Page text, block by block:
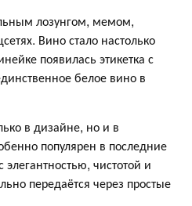
лозунгом, мемом,
Вино стало настолько
появилась этикетка с
белое вино в
в дизайне, но и в
популярен в последние
чистотой и
передаётся через простые